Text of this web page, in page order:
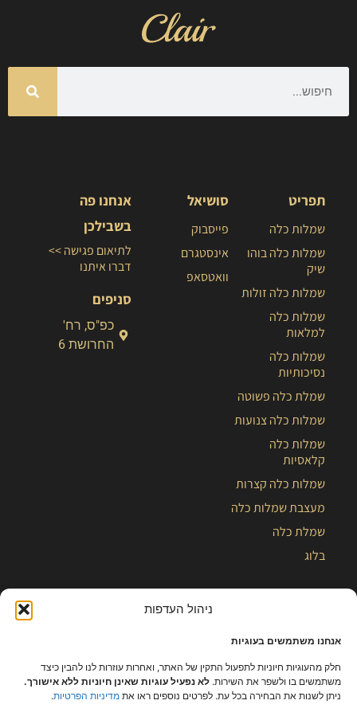
ניהול העדפות
אנחנו משתמשים בעוגיות
חלק מהעוגיות חיוניות לתפעול התקין של האתר, ואחרות עוזרות לנו להבין כיצד
משתמשים בו ולשפר את השירות. לא נפעיל עוגיות שאינן חיוניות ללא אישורך.
ניתן לשנות את הבחירה בכל עת. לפרטים נוספים ראו את מדיניות הפרטיות.
תפריט
שמלות כלה
שמלות כלה בוהו
שיק
שמלות כלה זולות
שמלות כלה
למלאות
שמלות כלה
נסיכותיות
שמלת כלה פשוטה
שמלות כלה צנועות
שמלות כלה
קלאסיות
שמלות כלה קצרות
מעצבת שמלות כלה
שמלת כלה
בלוג
סושיאל
פייסבוק
אינסטגרם
וואטסאפ
אנחנו פה
בשבילכן
לתיאום פגישה >>
דברו איתנו
סניפים
כפ"ס, רח'
החרושת 6